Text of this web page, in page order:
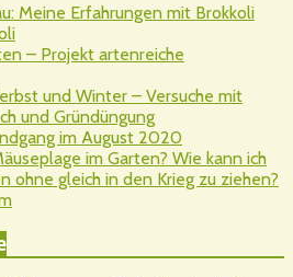
Meine Erfahrungen mit Brokkoli
– Projekt artenreiche
und Winter – Versuche mit
und Gründüngung
im August 2020
im Garten? Wie kann ich
ohne gleich in den Krieg zu ziehen?